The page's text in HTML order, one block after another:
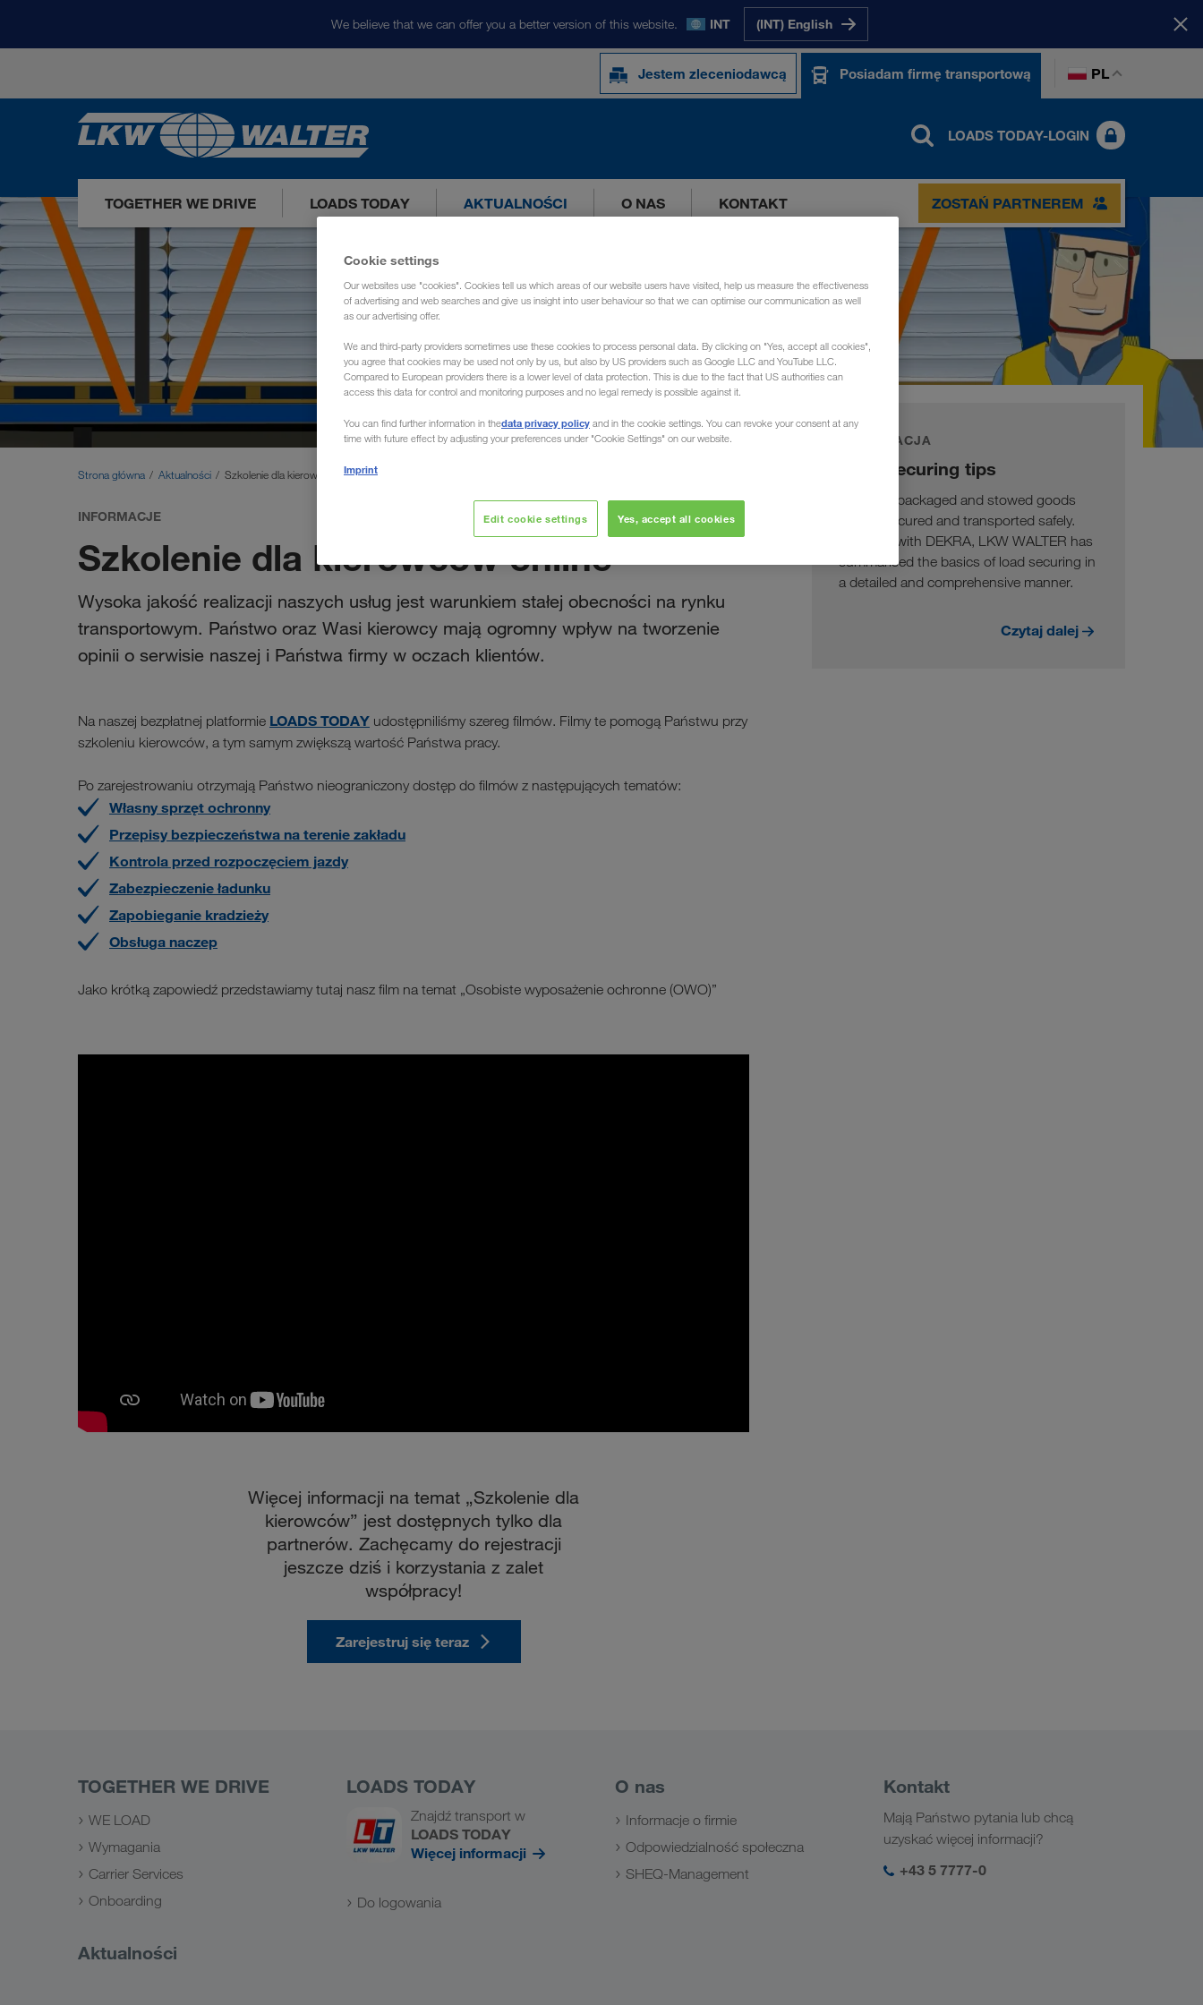
We believe that we can offer you a better version of this website. INT (INT) English
Jestem zleceniodawcą Posiadam firmę transportową PL
LOADS TODAY-LOGIN
TOGETHER WE DRIVE LOADS TODAY AKTUALNOŚCI O NAS KONTAKT ZOSTAŃ PARTNEREM
Strona główna Aktualności Szkolenie dla kierowców online
INFORMACJE czerwiec 2020
Szkolenie dla kierowców online
Wysoka jakość realizacji naszych usług jest warunkiem stałej obecności na rynku
transportowym. Państwo oraz Wasi kierowcy mają ogromny wpływ na tworzenie
opinii o serwisie naszej i Państwa firmy w oczach klientów.
Na naszej bezpłatnej platformie LOADS TODAY udostępniliśmy szereg filmów. Filmy te pomogą Państwu przy
szkoleniu kierowców, a tym samym zwiększą wartość Państwa pracy.
Po zarejestrowaniu otrzymają Państwo nieograniczony dostęp do filmów z następujących tematów:
Własny sprzęt ochronny
Przepisy bezpieczeństwa na terenie zakładu
Kontrola przed rozpoczęciem jazdy
Zabezpieczenie ładunku
Zapobieganie kradzieży
Obsługa naczep
Jako krótką zapowiedź przedstawiamy tutaj nasz film na temat „Osobiste wyposażenie ochronne (OWO)”
Więcej informacji na temat „Szkolenie dla
kierowców” jest dostępnych tylko dla
partnerów. Zachęcamy do rejestracji
jeszcze dziś i korzystania z zalet
współpracy!
Zarejestruj się teraz
INFORMACJA
Load securing tips
Only well packaged and stowed goods
can be secured and transported safely.
Together with DEKRA, LKW WALTER has
summarised the basics of load securing in
a detailed and comprehensive manner.
Czytaj dalej
TOGETHER WE DRIVE
WE LOAD
Wymagania
Carrier Services
Onboarding
Aktualności
LOADS TODAY
Znajdź transport w
LOADS TODAY
Więcej informacji
Do logowania
O nas
Informacje o firmie
Odpowiedzialność społeczna
SHEQ-Management
Kontakt
Mają Państwo pytania lub chcą
uzyskać więcej informacji?
+43 5 7777-0
Cookie settings
Our websites use "cookies". Cookies tell us which areas of our website users have visited, help us measure the effectiveness
of advertising and web searches and give us insight into user behaviour so that we can optimise our communication as well
as our advertising offer.
We and third-party providers sometimes use these cookies to process personal data. By clicking on "Yes, accept all cookies",
you agree that cookies may be used not only by us, but also by US providers such as Google LLC and YouTube LLC.
Compared to European providers there is a lower level of data protection. This is due to the fact that US authorities can
access this data for control and monitoring purposes and no legal remedy is possible against it.
You can find further information in thedata privacy policy and in the cookie settings. You can revoke your consent at any
time with future effect by adjusting your preferences under "Cookie Settings" on our website.
Imprint
Edit cookie settings Yes, accept all cookies